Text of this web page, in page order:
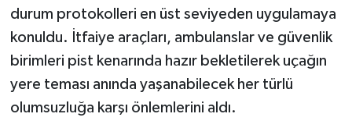
durum protokolleri en üst seviyeden uygulamaya
konuldu. İtfaiye araçları, ambulanslar ve güvenlik
birimleri pist kenarında hazır bekletilerek uçağın
yere teması anında yaşanabilecek her türlü
olumsuzluğa karşı önlemlerini aldı.